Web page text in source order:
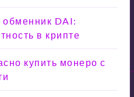
DAI:
в крипте
купить монеро с